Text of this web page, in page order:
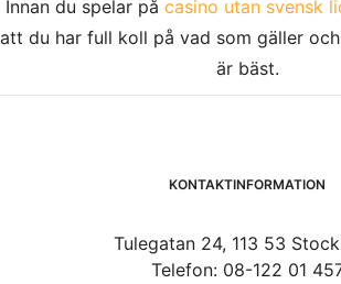
Innan du spelar på casino utan svensk
att du har full koll på vad som gäller
är bäst.
KONTAKTINFORMATION
Tulegatan 24, 113 53
Telefon: 08-122 01